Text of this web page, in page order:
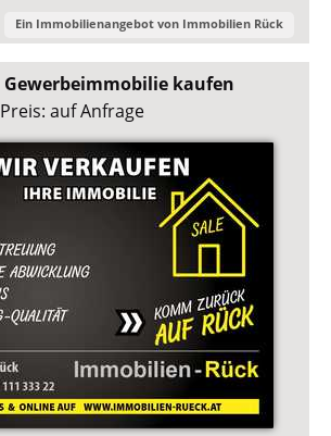
Ein Immobilienangebot von Immobilien Rück
Gewerbeimmobilie kaufen
Preis: auf Anfrage